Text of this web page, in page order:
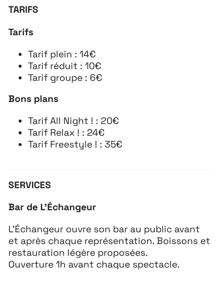
TARIFS
Tarifs
Tarif plein : 14€
Tarif réduit : 10€
Tarif groupe : 6€
Bons plans
Tarif All Night ! : 20€
Tarif Relax ! : 24€
Tarif Freestyle ! : 35€
SERVICES
Bar de L’Échangeur
L’Échangeur ouvre son bar au public avant
et après chaque représentation. Boissons et
restauration légère proposées.
Ouverture 1h avant chaque spectacle.